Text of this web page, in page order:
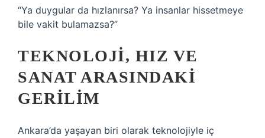
“Ya duygular da hızlanırsa? Ya insanlar hissetmeye
bile vakit bulamazsa?”
TEKNOLOJI, HIZ VE
SANAT ARASINDAKI
GERILIM
Ankara’da yaşayan biri olarak teknolojiyle iç